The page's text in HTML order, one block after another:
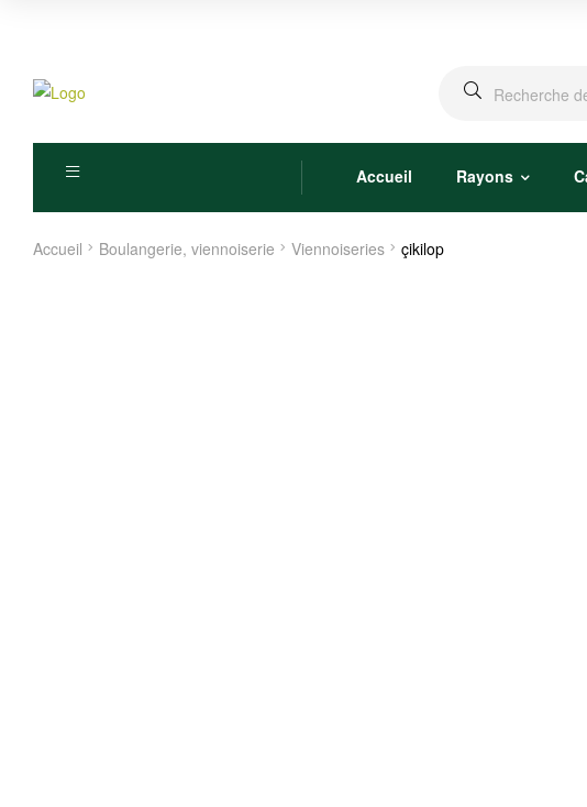
Recherche
Accueil Rayons
Accueil Boulangerie, viennoiserie Viennoiseries çikilop